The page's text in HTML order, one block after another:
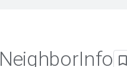
NeighborInfo